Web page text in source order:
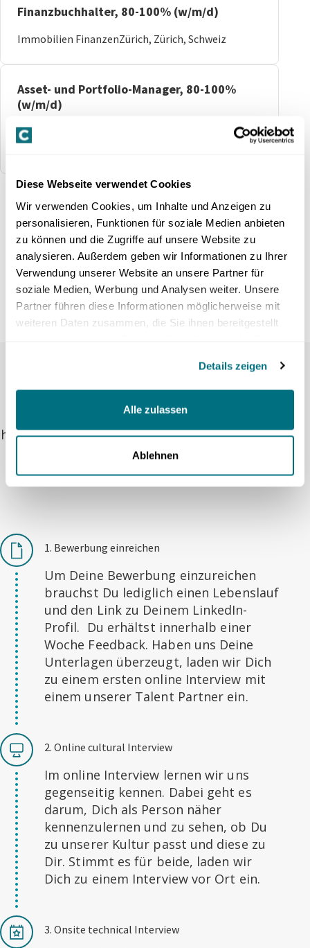
Diese Webseite verwendet Cookies
Wir verwenden Cookies, um Inhalte und Anzeigen zu
personalisieren, Funktionen für soziale Medien anbieten
zu können und die Zugriffe auf unsere Website zu
analysieren. Außerdem geben wir Informationen zu Ihrer
Verwendung unserer Website an unsere Partner für
soziale Medien, Werbung und Analysen weiter. Unsere
Partner führen diese Informationen möglicherweise mit
weiteren Daten zusammen, die Sie ihnen bereitgestellt
Details zeigen
Alle zulassen
Ablehnen
Finanzbuchhalter, 80-100% (w/m/d)
Immobilien FinanzenZürich, Zürich, Schweiz
Asset- und Portfolio-Manager, 80-100%
(w/m/d)
Real Estate Asset
Keine passende Stelle
gefunden?
Wir sind stets auf der Suche nach neuen
Talenten. Reiche Deine Initiativbewerbung
direkt bei unserem Talent-Team ein.
Initiativbewerbung einreichen
Von der Bewerbung bis
zur Zusage
Unser Rekrutierungsprozess ist je nach
hierarchischer Position etwas unterschiedlich.
Im Grundsatz beinhaltet dieser folgende
1. Bewerbung einreichen
Um Deine Bewerbung einzureichen
brauchst Du lediglich einen Lebenslauf
und den Link zu Deinem LinkedIn-
Profil. Du erhältst innerhalb einer
Woche Feedback. Haben uns Deine
Unterlagen überzeugt, laden wir Dich
zu einem ersten online Interview mit
einem unserer Talent Partner ein.
2. Online cultural Interview
Im online Interview lernen wir uns
gegenseitig kennen. Dabei geht es
darum, Dich als Person näher
kennenzulernen und zu sehen, ob Du
zu unserer Kultur passt und diese zu
Dir. Stimmt es für beide, laden wir
Dich zu einem Interview vor Ort ein.
3. Onsite technical Interview